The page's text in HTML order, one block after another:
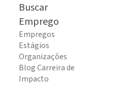
Buscar
Emprego
Empregos
Estágios
Organizações
Blog Carreira de
Impacto